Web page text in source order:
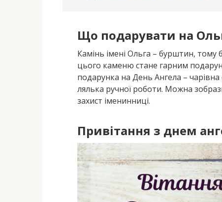
Що подарувати на
Камінь імені Ольга – бурштин, тому
цього каменю стане гарним
подарунка на День Ангела – чарівна
лялька ручної роботи. Можна
захист іменинниці.
Привітання з днем